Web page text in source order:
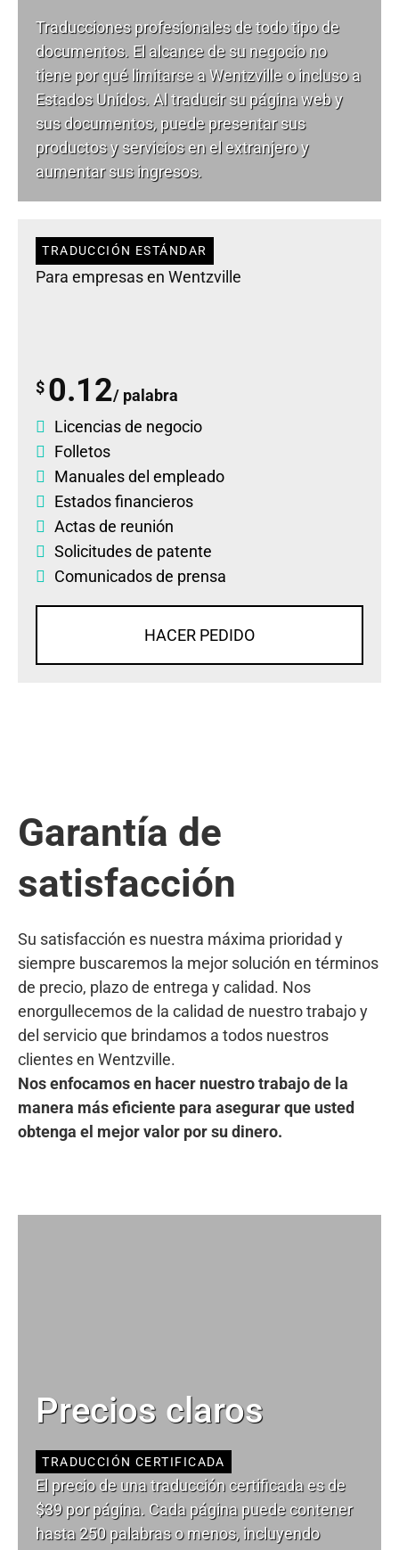
Traducciones profesionales de todo tipo de
documentos. El alcance de su negocio no
tiene por qué limitarse a Wentzville o incluso a
Estados Unidos. Al traducir su página web y
sus documentos, puede presentar sus
productos y servicios en el extranjero y
aumentar sus ingresos.
TRADUCCIÓN ESTÁNDAR
Para empresas en Wentzville
$ 0.12/ palabra
Licencias de negocio
Folletos
Manuales del empleado
Estados financieros
Actas de reunión
Solicitudes de patente
Comunicados de prensa
HACER PEDIDO
Garantía de
satisfacción
Su satisfacción es nuestra máxima prioridad y
siempre buscaremos la mejor solución en términos
de precio, plazo de entrega y calidad. Nos
enorgullecemos de la calidad de nuestro trabajo y
del servicio que brindamos a todos nuestros
clientes en Wentzville.
Nos enfocamos en hacer nuestro trabajo de la
manera más eficiente para asegurar que usted
obtenga el mejor valor por su dinero.
Precios claros
TRADUCCIÓN CERTIFICADA
El precio de una traducción certificada es de
$39 por página. Cada página puede contener
hasta 250 palabras o menos, incluyendo